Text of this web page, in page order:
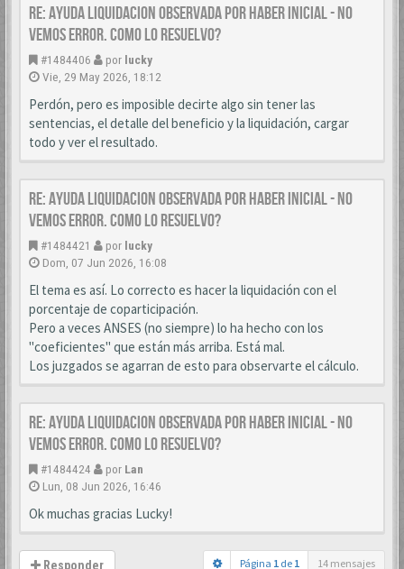
Re: AYUDA LIQUIDACION OBSERVADA POR HABER INICIAL - NO
VEMOS ERROR. COMO LO RESUELVO?
#1484406 por lucky
Vie, 29 May 2026, 18:12
Perdón, pero es imposible decirte algo sin tener las
sentencias, el detalle del beneficio y la liquidación, cargar
todo y ver el resultado.
Re: AYUDA LIQUIDACION OBSERVADA POR HABER INICIAL - NO
VEMOS ERROR. COMO LO RESUELVO?
#1484421 por lucky
Dom, 07 Jun 2026, 16:08
El tema es así. Lo correcto es hacer la liquidación con el
porcentaje de coparticipación.
Pero a veces ANSES (no siempre) lo ha hecho con los
"coeficientes" que están más arriba. Está mal.
Los juzgados se agarran de esto para observarte el cálculo.
Re: AYUDA LIQUIDACION OBSERVADA POR HABER INICIAL - NO
VEMOS ERROR. COMO LO RESUELVO?
#1484424 por Lan
Lun, 08 Jun 2026, 16:46
Ok muchas gracias Lucky!
Responder Página 1 de 1 14 mensajes